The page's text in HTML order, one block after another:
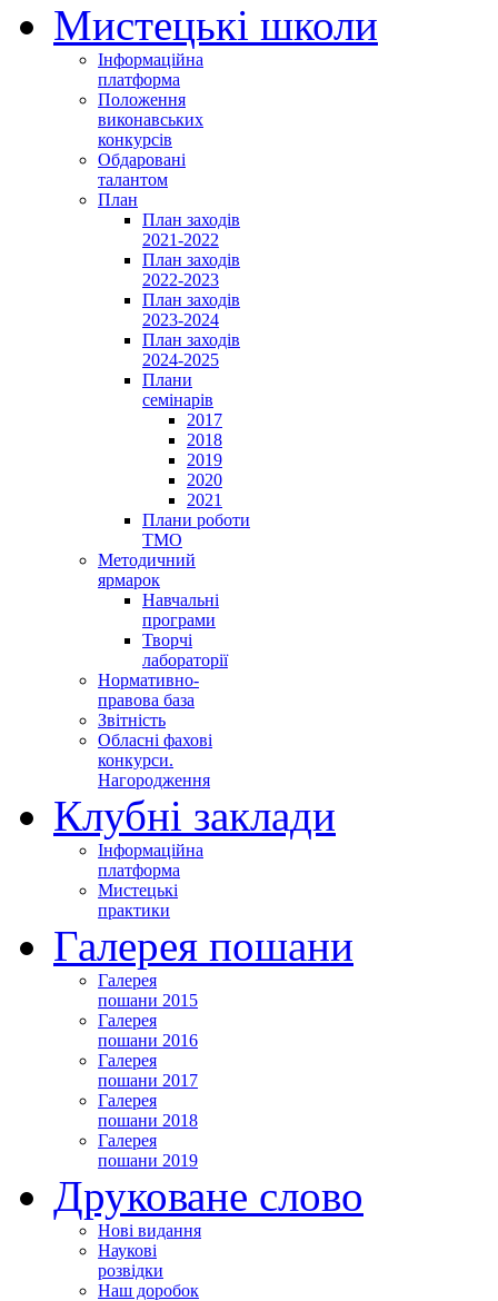
Мистецькі школи
Інформаційна
платформа
Положення
виконавських
конкурсів
Обдаровані
талантом
План
План заходів
2021-2022
План заходів
2022-2023
План заходів
2023-2024
План заходів
2024-2025
Плани
семінарів
2017
2018
2019
2020
2021
Плани роботи
ТМО
Методичний
ярмарок
Навчальні
програми
Творчі
лабораторії
Нормативно-
правова база
Звітність
Обласні фахові
конкурси.
Нагородження
Клубні заклади
Інформаційна
платформа
Мистецькі
практики
Галерея пошани
Галерея
пошани 2015
Галерея
пошани 2016
Галерея
пошани 2017
Галерея
пошани 2018
Галерея
пошани 2019
Друковане слово
Нові видання
Наукові
розвідки
Наш доробок